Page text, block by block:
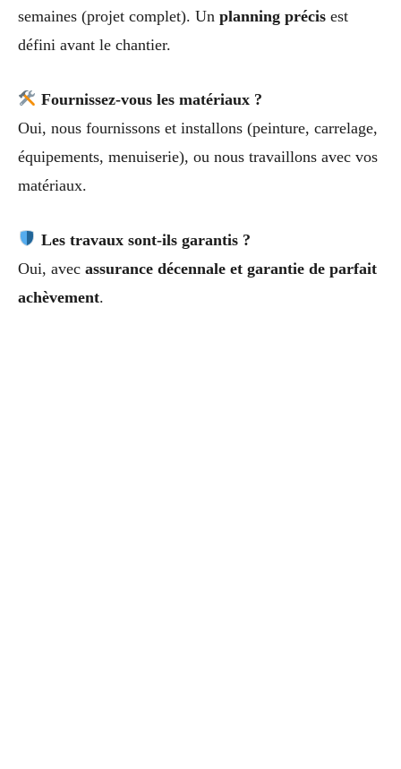
semaines (projet complet). Un planning précis est
défini avant le chantier.
Fournissez-vous les matériaux ?
Oui, nous fournissons et installons (peinture, carrelage,
équipements, menuiserie), ou nous travaillons avec vos
matériaux.
Les travaux sont-ils garantis ?
Oui, avec assurance décennale et garantie de parfait
achèvement.